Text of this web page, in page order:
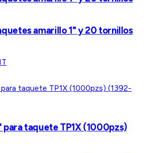
amarillo 1" y 20 tornillos
para taquete TP1X (1000pzs)